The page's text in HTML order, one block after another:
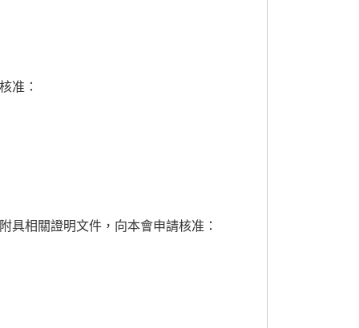
准：
具相關證明文件，向本會申請核准：